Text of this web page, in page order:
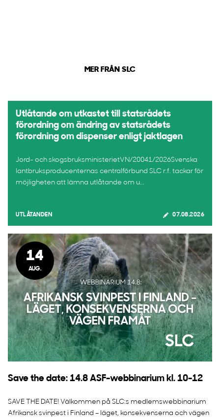
MER FRÅN SLC
Utlåtande om utkastet till statsrådets
förordning om ändring av statsrådets
förordning om dispenser enligt jaktlagen
Jord- och skogsbruksministerietVN/20041/2026Svenska
lantbruksproducenternas centralförbund SLC r.f. tackar för
möjligheten att lämna utlåtande om u...
UTLÅTANDEN 07.08.2026
14
AUG.
Save the date: 14.8 ASF-webbinarium kl. 10-12
SAVE THE DATE! Välkommen på SLC:s medlemswebbinarium
Afrikansk svinpest i Finland – läget, konsekvenserna och vägen